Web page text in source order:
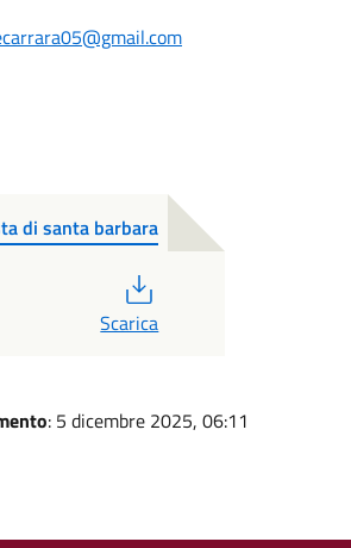
di santa barbara
Scarica
: 5 dicembre 2025, 06:11